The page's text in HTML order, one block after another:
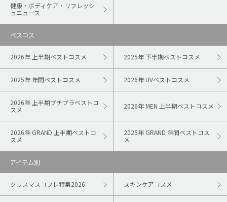
健康・ボディケア・リフレッシ
ュニュース
ベスコス
2026年 上半期ベストコスメ 2025年 下半期ベストコスメ
2025年 年間ベストコスメ 2026年 UVベストコスメ
2026年 上半期プチプラベストコ
スメ
2026年 MEN 上半期ベストコスメ
2026年 GRAND 上半期ベストコ
スメ
2025年 GRAND 年間ベストコス
メ
アイテム別
クリスマスコフレ特集2026 スキンケアコスメ